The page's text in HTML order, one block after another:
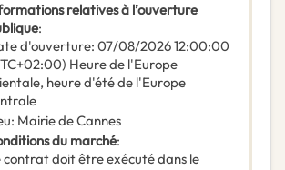
relatives à l’ouverture
:
d'ouverture: 07/08/202612:00:00
Heure de l'Europe
heure d'été de l'Europe
: Mairie de Cannes
du marché:
contrat doit être exécuté dans le